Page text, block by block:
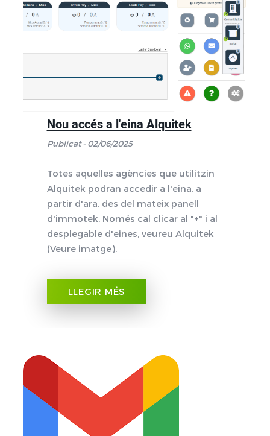
Nou accés a l'eina Alquitek
Publicat - 02/06/2025
Totes aquelles agències que utilitzin
Alquitek podran accedir a l'eina, a
partir d'ara, des del mateix panell
d'immotek. Només cal clicar al "+" i al
desplegable d'eines, veureu Alquitek
(Veure imatge).
LLEGIR MÉS